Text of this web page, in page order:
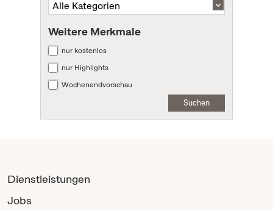
Weitere Merkmale
nur kostenlos
nur Highlights
Wochenendvorschau
Suchen
Dienstleistungen
Jobs